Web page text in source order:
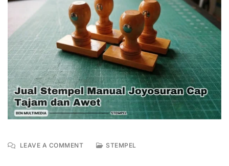
LEAVE A COMMENTON
STEMPEL